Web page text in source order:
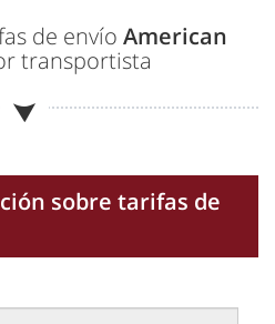
de envío American
transportista
sobre tarifas de